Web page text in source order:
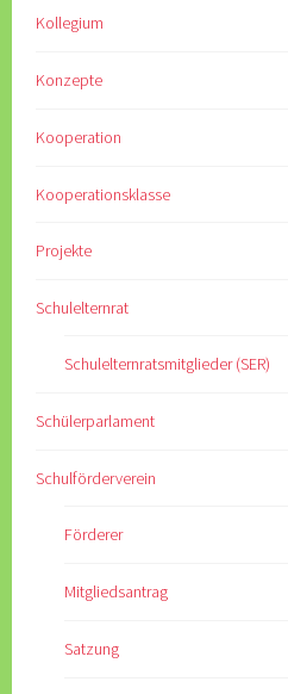
Kollegium
Konzepte
Kooperation
Kooperationsklasse
Projekte
Schulelternrat
Schulelternratsmitglieder (SER)
Schülerparlament
Schulförderverein
Förderer
Mitgliedsantrag
Satzung